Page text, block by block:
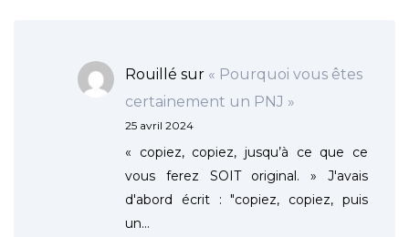
Rouillé sur « Pourquoi vous êtes
certainement un PNJ »
25 avril 2024
« copiez, copiez, jusqu’à ce que ce
vous ferez SOIT original. » J'avais
d'abord écrit : "copiez, copiez, puis
un…